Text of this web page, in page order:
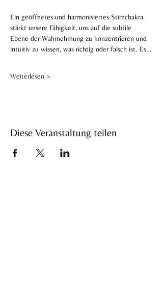
Ein geöffnetes und harmonisiertes Stirnchakra
stärkt unsere Fähigkeit, uns auf die subtile
Ebene der Wahrnehmung zu konzentrieren und
intuitiv zu wissen, was richtig oder falsch ist. Es…
Weiterlesen >
Diese Veranstaltung teilen